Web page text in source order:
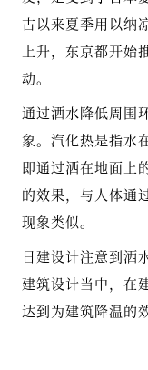
古以来夏季用以纳
上升，东京都开始
动。
通过洒水降低周围
象。汽化热是指水
即通过洒在地面上
的效果，与人体通
现象类似。
日建设计注意到洒
建筑设计当中，在
达到为建筑降温的